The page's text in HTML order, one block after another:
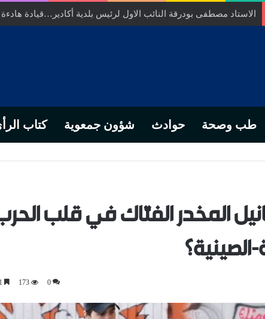
السيد محمد الزهر عامل عمالة انزكان ايت ملول……عندما تتحول
طب وصحة حوادث شؤون جمعوية كتاب
المخدر الفتّاك في قلب
الصينية؟
0
173